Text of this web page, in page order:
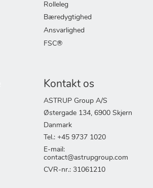
Rolleleg
Bæredygtighed
Ansvarlighed
FSC®
Kontakt os
ASTRUP Group A/S
Østergade 134, 6900 Skjern
Danmark
Tel.: +45 9737 1020
E-mail:
contact@astrupgroup.com
CVR-nr.: 31061210